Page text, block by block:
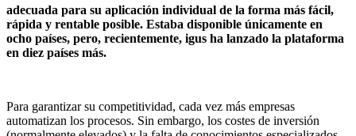
adecuada para su aplicación individual de la forma más fácil,
rápida y rentable posible. Estaba disponible únicamente en
ocho países, pero, recientemente, igus ha lanzado la plataforma
en diez países más.
Para garantizar su competitividad, cada vez más empresas
automatizan los procesos. Sin embargo, los costes de inversión